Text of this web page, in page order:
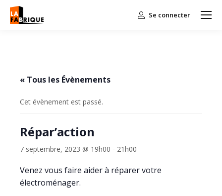
Se connecter
« Tous les Évènements
Cet évènement est passé.
Répar’action
7 septembre, 2023 @ 19h00 - 21h00
Venez vous faire aider à réparer votre
électroménager.